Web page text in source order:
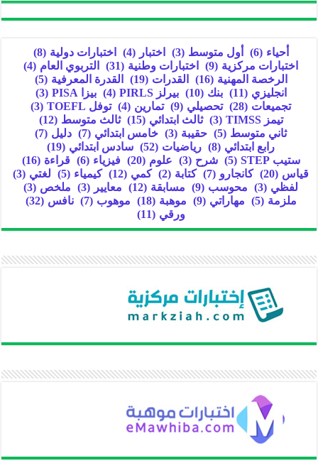
أحياء (6) أول متوسط (3) اختبار (4) اختبارات دولية (8)
اختبارات مركزية (9) اختبارات وطنية (31) التربوي العام (4)
الرخصة المهنية (16) القدرات (19) القدرة المعرفية (5)
انجليزي (11) بنك (10) بيرلز PIRLS (4) بيزا PISA
(3)
تجميعات (28) تحصيلي (9) تمارين (4) توفل TOEFL
(3)
تيمز TIMSS
(3) ثالث ابتدائي (15) ثالث متوسط (12)
ثاني متوسط (5) حقيبة (3) خامس ابتدائي (7) دليل (7)
رابع ابتدائي (8) رياضيات (52) سادس ابتدائي (19)
ستيب STEP
(5) شرح (3) علوم (20) فيزياء (6) قراءة (16)
قياس (20) كانجارو (7) كتابة (2) كمي (12) كيمياء (5) لغتي (3)
لفظي (3) محوسب (9) مسابقة (12) معايير (3) ملخص (3)
ملزمة (5) مهاراتي (9) موهبة (18) موهوب (7) نافس (32)
ورقي (11)